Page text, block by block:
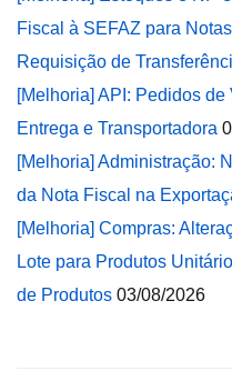
Fiscal à SEFAZ para
Requisição de
[Melhoria] API: Pedidos
Entrega e Transportadora
[Melhoria] Administração:
da Nota Fiscal na
[Melhoria] Compras:
Lote para Produtos
de Produtos 03/08/2026